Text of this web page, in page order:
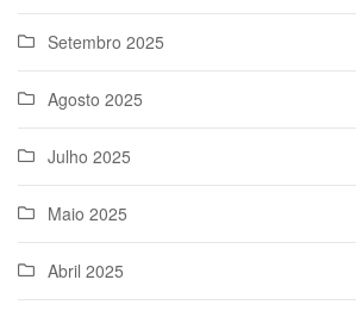
Setembro 2025
Agosto 2025
Julho 2025
Maio 2025
Abril 2025